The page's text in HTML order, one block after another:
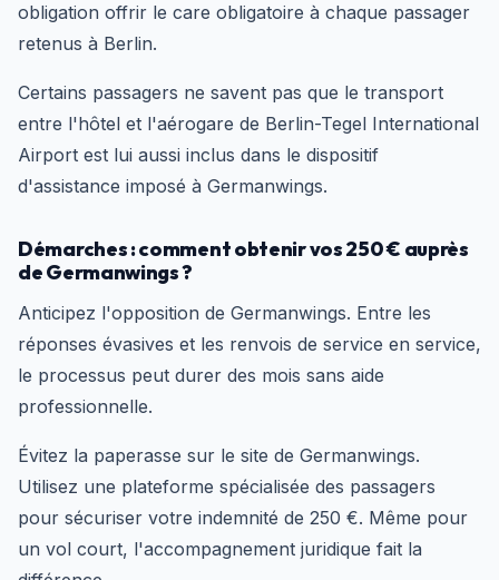
obligation offrir le care obligatoire à chaque passager
retenus à Berlin.
Certains passagers ne savent pas que le transport
entre l'hôtel et l'aérogare de Berlin-Tegel International
Airport est lui aussi inclus dans le dispositif
d'assistance imposé à Germanwings.
Démarches : comment obtenir vos 250 € auprès
de Germanwings ?
Anticipez l'opposition de Germanwings. Entre les
réponses évasives et les renvois de service en service,
le processus peut durer des mois sans aide
professionnelle.
Évitez la paperasse sur le site de Germanwings.
Utilisez une plateforme spécialisée des passagers
pour sécuriser votre indemnité de 250 €. Même pour
un vol court, l'accompagnement juridique fait la